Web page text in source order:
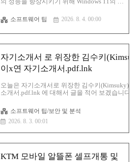
understan..
다.이는 Windows 총괄 책임자인 파반 다불루
리(Pavan Davuluri)가 2026년 남은 기간 중점
있습니다.해당 계획은 Windows 11에 대한 주
요 비판 사항을 해결하기 위해 지난 3월에 시
작된 노력을 바탕으로 하며마이크로소프트
는 메모리 최적화 작업에 대한 구체적인 기
술적 접근 방식을 밝히지 않았습니다.8GB
RAM PC를 위한 윈도우 11 메모리 최적화마
이크로소프트는 8GB RAM 장치에서 더 빠
르고 반응성이 뛰어난 사용자 경험을 제공하
소프트웨어 팁 2026. 8. 4. 00:00
자기소개서 로 위장한 김수키
이x연 자기소개서.pdf.lnk
오늘은 자기소개서로 위장한 김수키(Kimsuky)에
소개서.pdf.lnk 에 대해서 글을 적어 보겠습니다.
악성코드 분석1.Windows 바로 가기 파일로 위장
소프트웨어 팁/보안 및 분석
2026. 8. 3. 00:01
KTM 모바일 알뜰폰 셀프개통 및